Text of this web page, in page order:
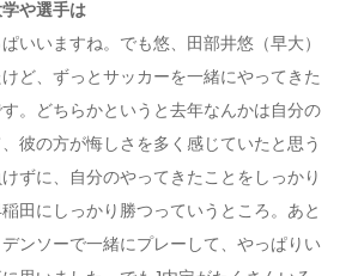
や選手は
いいますね。でも悠、田部井悠（早大）
ど、ずっとサッカーを一緒にやってきた
。どちらかというと去年なんかは自分の
彼の方が悔しさを多く感じていたと思う
ずに、自分のやってきたことをしっかり
田にしっかり勝つっていうところ。あと
ンソーで一緒にプレーして、やっぱりい